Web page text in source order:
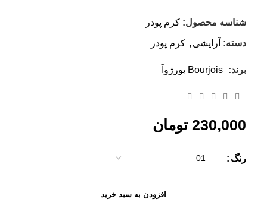
شناسه محصول: کرم پودر
دسته: آرایشی , کرم پودر
برند: Bourjois بورژوآ
230,000 تومان
رنگ
افزودن به سبد خرید